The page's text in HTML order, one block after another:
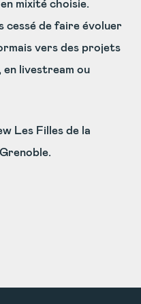
mixité choisie.
cessé de faire évoluer
vers des projets
en livestream ou
Les Filles de la